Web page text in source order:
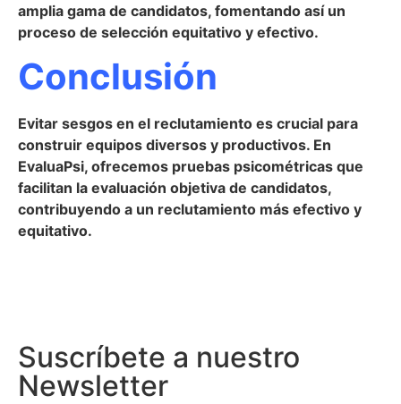
amplia gama de candidatos, fomentando así un
proceso de selección equitativo y efectivo.
Conclusión
Evitar sesgos en el reclutamiento es crucial para
construir equipos diversos y productivos. En
EvaluaPsi, ofrecemos pruebas psicométricas que
facilitan la evaluación objetiva de candidatos,
contribuyendo a un reclutamiento más efectivo y
equitativo.
Suscríbete a nuestro
Newsletter